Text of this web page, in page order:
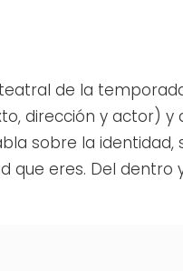
de la
dirección y actor) y
sobre la
que eres. Del dentro